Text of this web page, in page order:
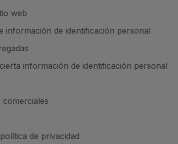
web
información de identificación personal
información de identificación personal
comerciales
de privacidad